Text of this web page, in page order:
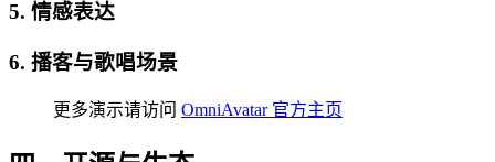
5. 情感表达
6. 播客与歌唱场景
更多演示请访问 OmniAvatar 官方主页